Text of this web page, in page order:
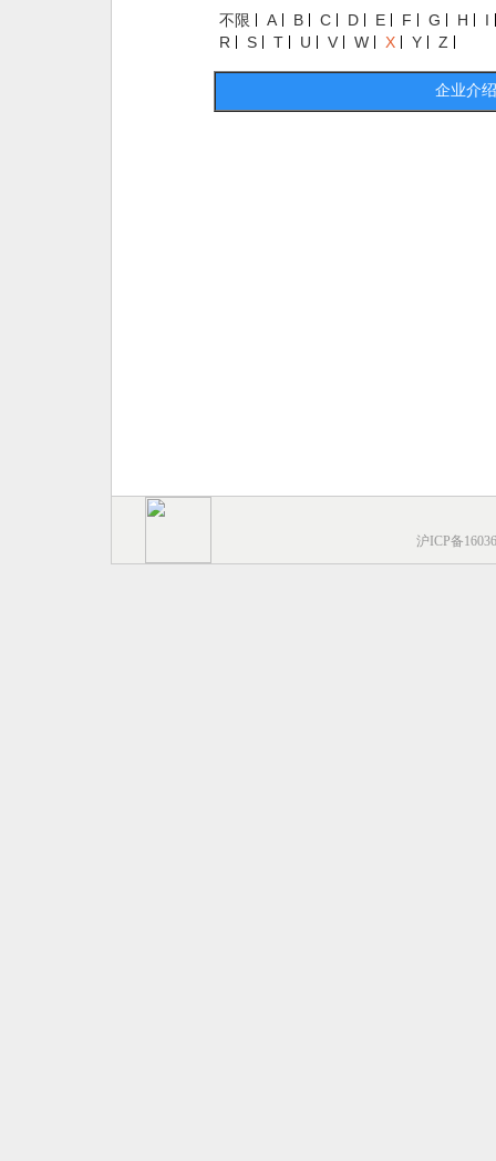
不限
A B C D E F G H
I
R
S T U V W X Y Z
企业介绍
沪ICP备